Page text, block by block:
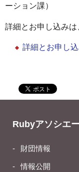
ーション課）
詳細とお申し込みは
詳細とお申し
Rubyアソシエ
財団情報
情報公開